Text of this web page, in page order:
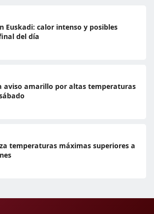
Euskadi: calor intenso y posibles
del día
aviso amarillo por altas temperaturas
temperaturas máximas superiores a